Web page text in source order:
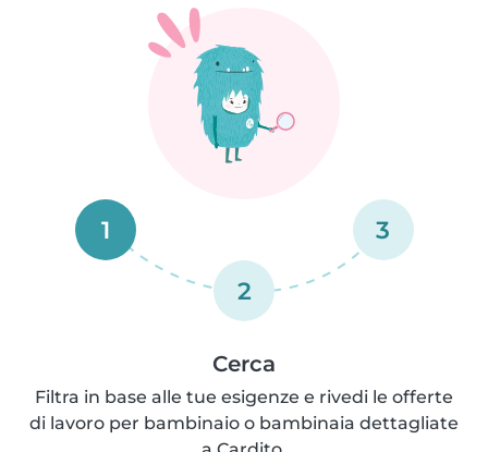
1
2
3
Cerca
Filtra in base alle tue esigenze e rivedi le offerte
di lavoro per bambinaio o bambinaia dettagliate